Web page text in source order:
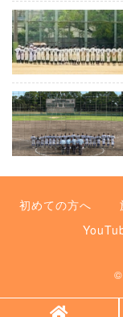
初めての方へ